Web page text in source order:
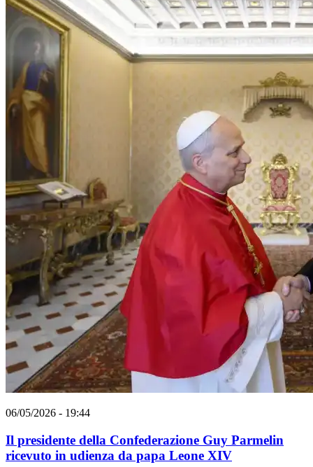
06/05/2026 - 19:44
Il presidente della Confederazione Guy Parmelin
ricevuto in udienza da papa Leone XIV